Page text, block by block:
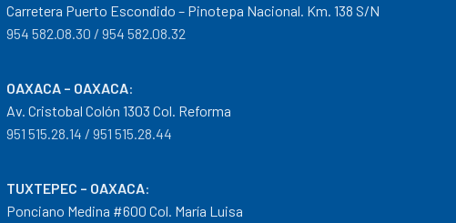
Carretera Puerto Escondido – Pinotepa Nacional. Km. 138 S/N
954 582.08.30 / 954 582.08.32
OAXACA – OAXACA:
Av. Cristobal Colón 1303 Col. Reforma
951 515.28.14 / 951 515.28.44
TUXTEPEC – OAXACA:
Ponciano Medina #600 Col. María Luisa